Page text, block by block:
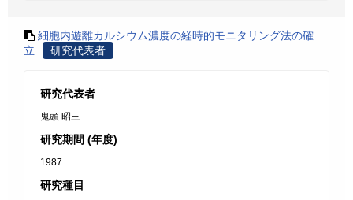
細胞内遊離カルシウム濃度の経時的モニタリング法の確
立
研究代表者
研究代表者
鬼頭 昭三
研究期間 (年度)
1987
研究種目